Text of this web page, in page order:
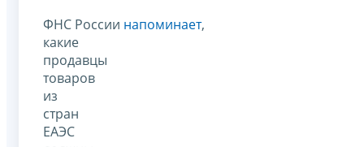
ФНС России напоминает,
какие
продавцы
товаров
из
стран
ЕАЭС